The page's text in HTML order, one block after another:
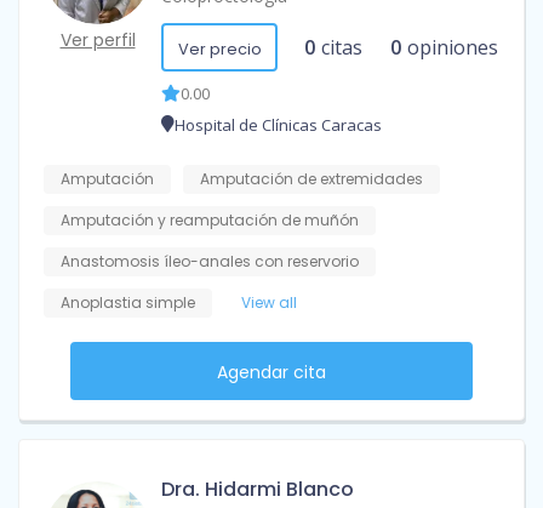
Ver perfil Ver precio 0 citas 0 opiniones
0.00
Hospital de Clínicas Caracas
Amputación
Amputación de extremidades
Amputación y reamputación de muñón
Anastomosis íleo-anales con reservorio
Anoplastia simple
View all
Agendar cita
Dra. Hidarmi Blanco